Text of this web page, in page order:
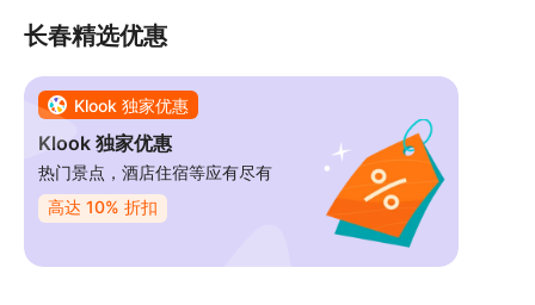
长春精选优惠
Klook 独家优惠
Klook 独家优惠
热门景点，酒店住宿等应有尽有
高达 10% 折扣